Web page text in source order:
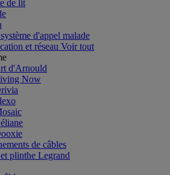
de lit
d'appel malade
et réseau Voir tout
d'Arnould
Now
de câbles
plinthe Legrand